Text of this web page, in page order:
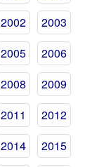
2002
2003
2005
2006
2008
2009
2011
2012
2014
2015